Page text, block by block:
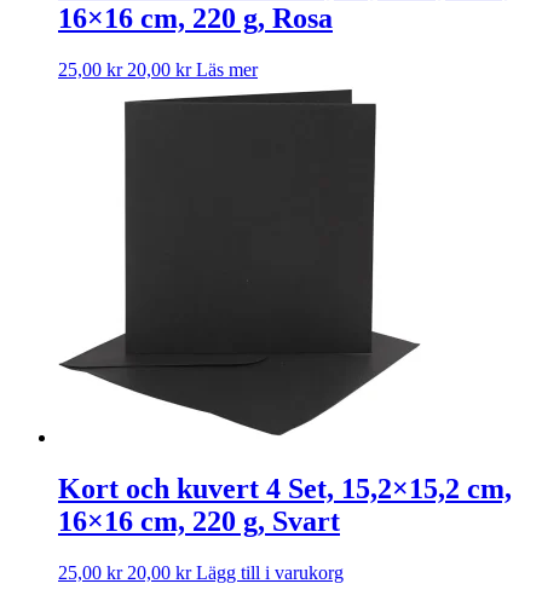
16×16 cm, 220 g, Rosa
25,00 kr 20,00 kr Läs mer
Kort och kuvert 4 Set, 15,2×15,2 cm,
16×16 cm, 220 g, Svart
25,00 kr 20,00 kr Lägg till i varukorg